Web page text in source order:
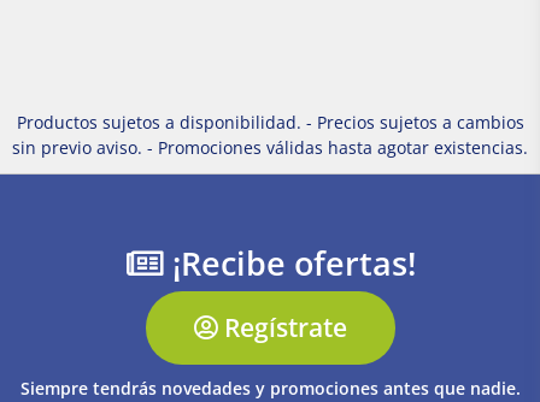
Productos sujetos a disponibilidad. - Precios sujetos a cambios
sin previo aviso. - Promociones válidas hasta agotar existencias.
¡Recibe ofertas!
Regístrate
Siempre tendrás novedades y promociones antes que nadie.